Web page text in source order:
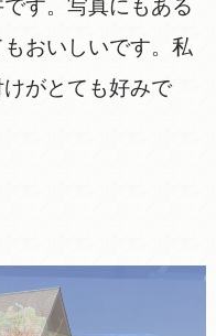
す。写真にもある
おいしいです。私
がとても好みで